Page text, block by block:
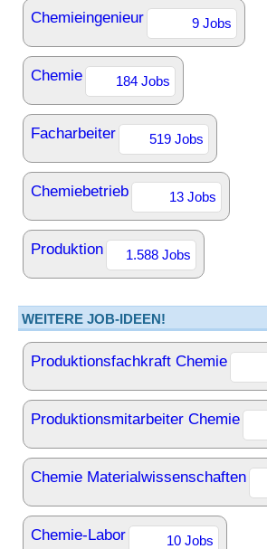
Chemieingenieur 9 Jobs
Chemie 184 Jobs
Facharbeiter 519 Jobs
Chemiebetrieb 13 Jobs
Produktion 1.588 Jobs
WEITERE JOB-IDEEN!
Produktionsfachkraft Chemie
Produktionsmitarbeiter Chemie
Chemie Materialwissenschaften
Chemie-Labor 10 Jobs